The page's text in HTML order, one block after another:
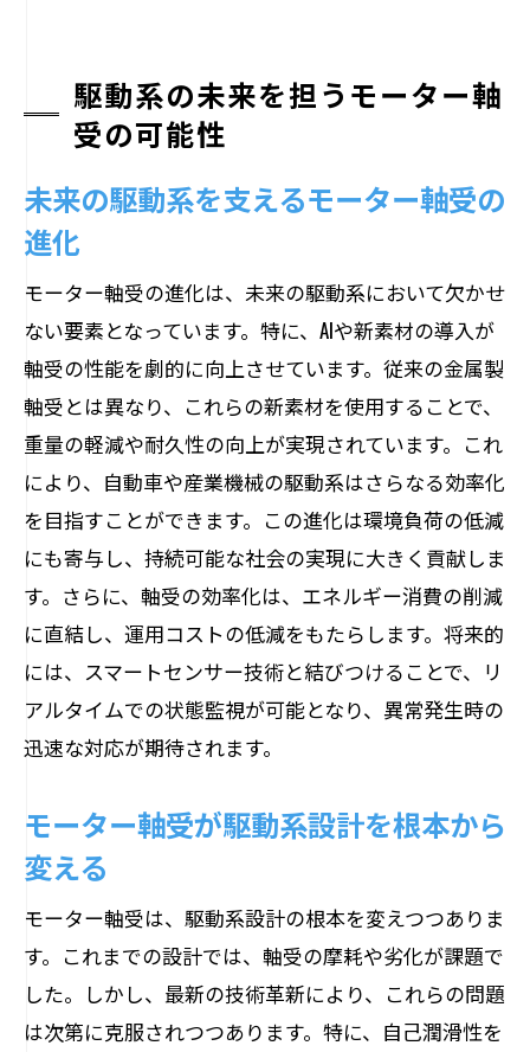
駆動系の未来を担うモーター軸
受の可能性
未来の駆動系を支えるモーター軸受の
進化
モーター軸受の進化は、未来の駆動系において欠かせ
ない要素となっています。特に、AIや新素材の導入が
軸受の性能を劇的に向上させています。従来の金属製
軸受とは異なり、これらの新素材を使用することで、
重量の軽減や耐久性の向上が実現されています。これ
により、自動車や産業機械の駆動系はさらなる効率化
を目指すことができます。この進化は環境負荷の低減
にも寄与し、持続可能な社会の実現に大きく貢献しま
す。さらに、軸受の効率化は、エネルギー消費の削減
に直結し、運用コストの低減をもたらします。将来的
には、スマートセンサー技術と結びつけることで、リ
アルタイムでの状態監視が可能となり、異常発生時の
迅速な対応が期待されます。
モーター軸受が駆動系設計を根本から
変える
モーター軸受は、駆動系設計の根本を変えつつありま
す。これまでの設計では、軸受の摩耗や劣化が課題で
した。しかし、最新の技術革新により、これらの問題
は次第に克服されつつあります。特に、自己潤滑性を